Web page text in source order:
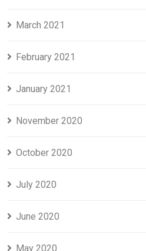
March 2021
February 2021
January 2021
November 2020
October 2020
July 2020
June 2020
May 2020